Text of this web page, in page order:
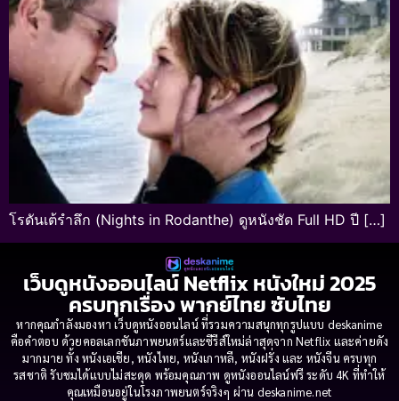
โรดันเต้รำลึก (Nights in Rodanthe) ดูหนังชัด Full HD ปี […]
เว็บดูหนังออนไลน์ Netflix หนังใหม่ 2025
ครบทุกเรื่อง พากย์ไทย ซับไทย
หากคุณกำลังมองหา เว็บดูหนังออนไลน์ ที่รวมความสนุกทุกรูปแบบ deskanime
คือคำตอบ ด้วยคอลเลกชันภาพยนตร์และซีรีส์ใหม่ล่าสุดจาก Netflix และค่ายดัง
มากมาย ทั้ง หนังเอเชีย, หนังไทย, หนังเกาหลี, หนังฝรั่ง และ หนังจีน ครบทุก
รสชาติ รับชมได้แบบไม่สะดุด พร้อมคุณภาพ ดูหนังออนไลน์ฟรี ระดับ 4K ที่ทำให้
คุณเหมือนอยู่ในโรงภาพยนตร์จริงๆ ผ่าน deskanime.net